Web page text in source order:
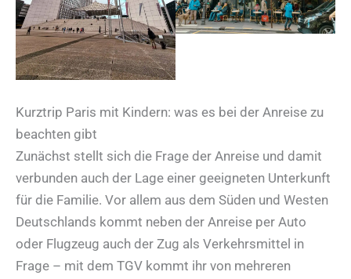
Kurztrip Paris mit Kindern: was es bei der Anreise zu
beachten gibt
Zunächst stellt sich die Frage der Anreise und damit
verbunden auch der Lage einer geeigneten Unterkunft
für die Familie. Vor allem aus dem Süden und Westen
Deutschlands kommt neben der Anreise per Auto
oder Flugzeug auch der Zug als Verkehrsmittel in
Frage – mit dem TGV kommt ihr von mehreren